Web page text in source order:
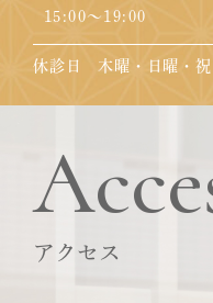
15:00～19:00
休診日 木曜・日曜・祝
アクセス